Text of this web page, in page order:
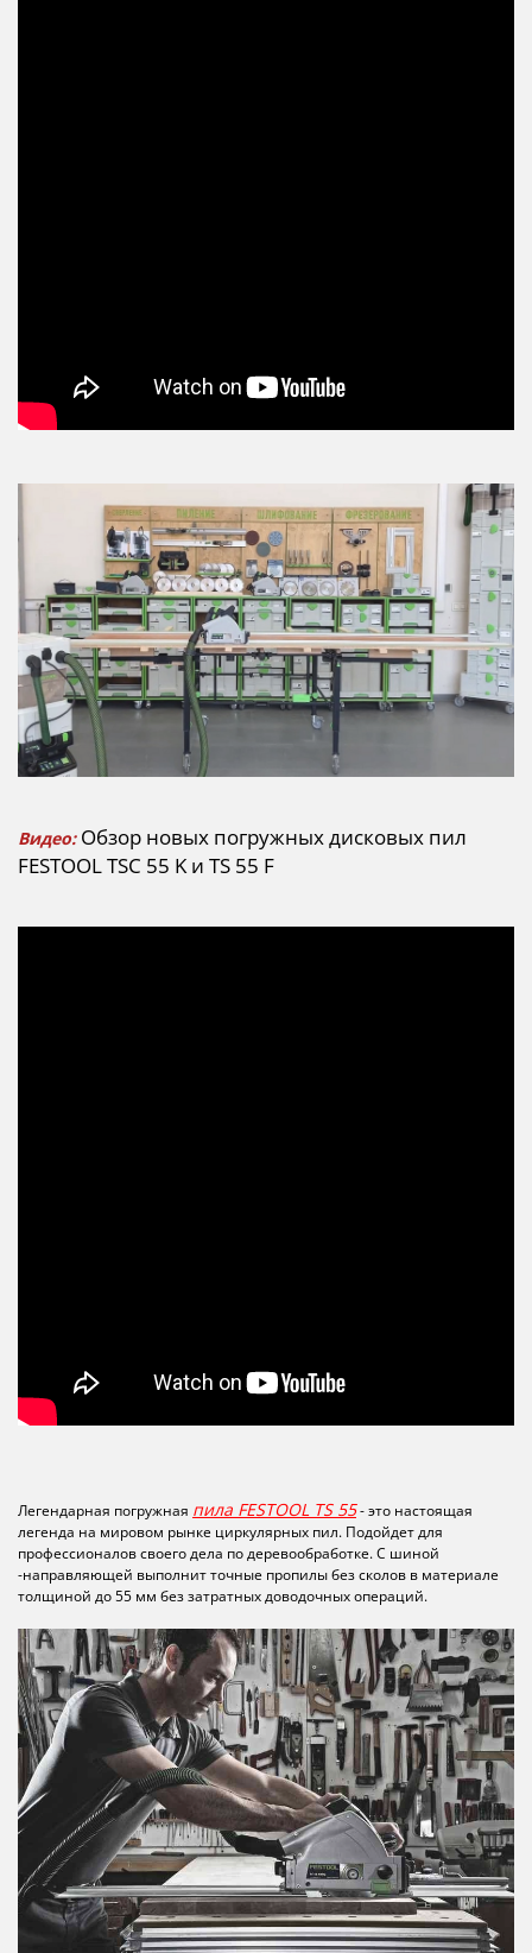
Видео: Обзор новых погружных дисковых пил
FESTOOLTSC 55 K и TS 55 F
Легендарная погружная пила FESTOOL TS 55- это настоящая
легенда на мировом рынке циркулярных пил. Подойдет для
профессионалов своего дела по деревообработке. С шиной
-направляющей выполнит точные пропилы без сколов в материале
толщиной до 55 мм без затратных доводочных операций.